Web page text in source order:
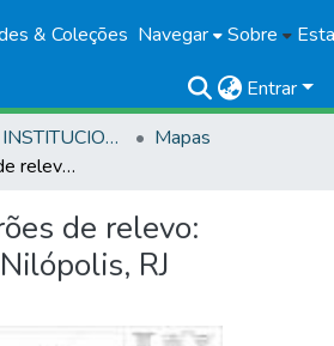
& Coleções Navegar Sobre
Entrar
PRODUÇÃO INSTITUCIONAL
Mapas
Carta de padrões de relevo: município de Nilópolis, RJ
de relevo:
RJ